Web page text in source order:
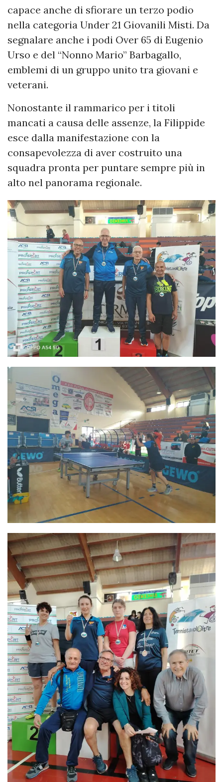
capace anche di sfiorare un terzo podio
nella categoria Under 21 Giovanili Misti. Da
segnalare anche i podi Over 65 di Eugenio
Urso e del “Nonno Mario” Barbagallo,
emblemi di un gruppo unito tra giovani e
veterani.
Nonostante il rammarico per i titoli
mancati a causa delle assenze, la Filippide
esce dalla manifestazione con la
consapevolezza di aver costruito una
squadra pronta per puntare sempre più in
alto nel panorama regionale.